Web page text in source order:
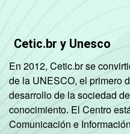
Cetic.br y Unesco
En 2012, Cetic.br se
de la UNESCO, el primero
desarrollo de la sociedad
conocimiento. El Centro
Comunicación e